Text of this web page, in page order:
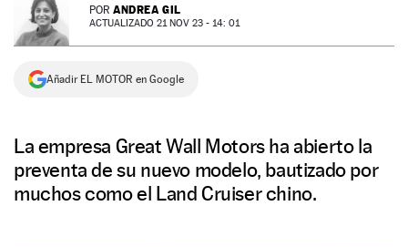
NEWSLETTER
SÍGUENOS
POR ANDREA GIL
ACTUALIZADO 21 NOV 23 - 14: 01
Añadir EL MOTOR en Google
La empresa Great Wall Motors ha abierto la
preventa de su nuevo modelo, bautizado por
muchos como el Land Cruiser chino.